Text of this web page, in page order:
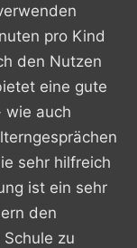
pro Kind
den Nutzen
eine gute
wie auch
sehr hilfreich
ist ein sehr
den
zu